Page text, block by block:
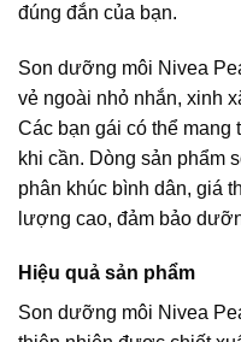
đúng đắn của bạn.
Son dưỡng môi Nivea
vẻ ngoài nhỏ nhắn, xinh
Các bạn gái có thể mang
khi cần. Dòng sản phẩm
phân khúc bình dân, giá
lượng cao, đảm bảo
Hiệu quả sản phẩm
Son dưỡng môi Nivea